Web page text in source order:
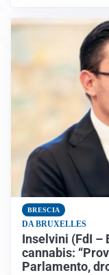
BRESCIA
DA BRUXELLES
Inselvini (FdI
cannabis:
Parlamento,